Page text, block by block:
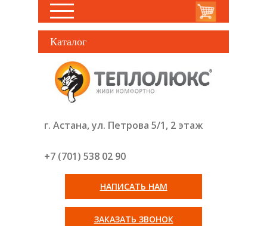
Каталог
г. Астана, ул. Петрова 5/1, 2 этаж
+7 (701) 538 02 90
НАПИСАТЬ НАМ
ЗАКАЗАТЬ ЗВОНОК